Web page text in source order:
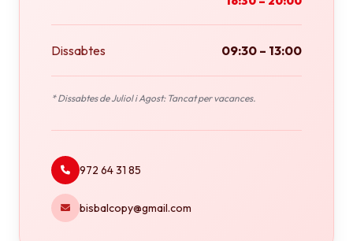
Dissabtes 09:30 – 13:00
* Dissabtes de Juliol i Agost: Tancat per vacances.
972 64 31 85
bisbalcopy@gmail.com